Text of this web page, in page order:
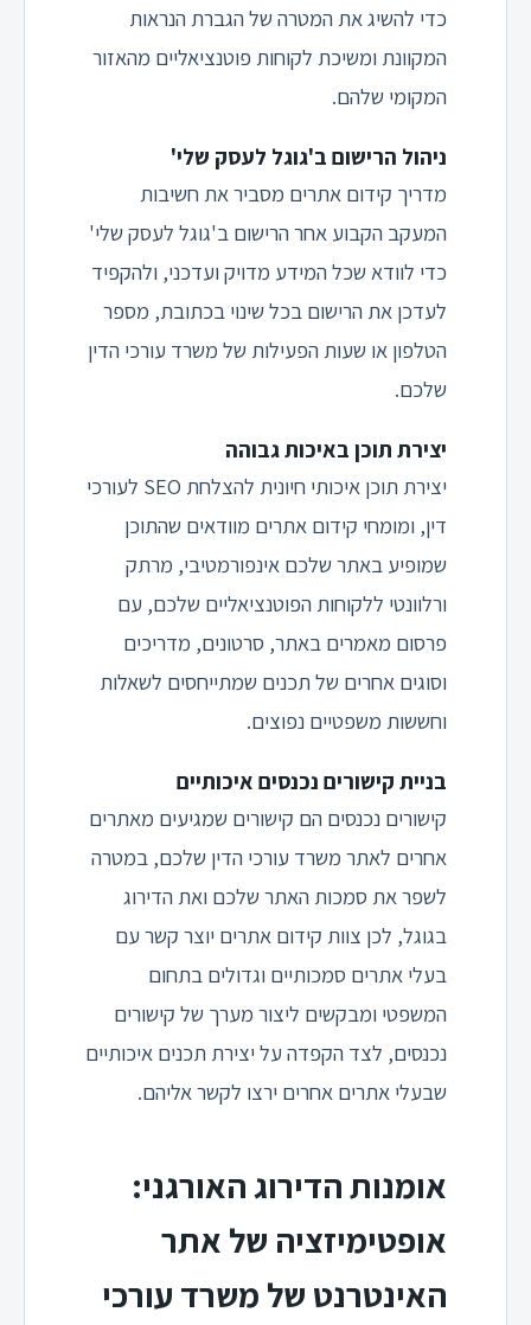
כדי להשיג את המטרה של הגברת הנראות
המקוונת ומשיכת לקוחות פוטנציאליים מהאזור
המקומי שלהם.
ניהול הרישום ב'גוגל לעסק שלי'
מדריך קידום אתרים מסביר את חשיבות
המעקב הקבוע אחר הרישום ב'גוגל לעסק שלי'
כדי לוודא שכל המידע מדויק ועדכני, ולהקפיד
לעדכן את הרישום בכל שינוי בכתובת, מספר
הטלפון או שעות הפעילות של משרד עורכי הדין
שלכם.
יצירת תוכן באיכות גבוהה
יצירת תוכן איכותי חיונית להצלחת SEO לעורכי
דין, ומומחי קידום אתרים מוודאים שהתוכן
שמופיע באתר שלכם אינפורמטיבי, מרתק
ורלוונטי ללקוחות הפוטנציאליים שלכם, עם
פרסום מאמרים באתר, סרטונים, מדריכים
וסוגים אחרים של תכנים שמתייחסים לשאלות
וחששות משפטיים נפוצים.
בניית קישורים נכנסים איכותיים
קישורים נכנסים הם קישורים שמגיעים מאתרים
אחרים לאתר משרד עורכי הדין שלכם, במטרה
לשפר את סמכות האתר שלכם ואת הדירוג
בגוגל, לכן צוות קידום אתרים יוצר קשר עם
בעלי אתרים סמכותיים וגדולים בתחום
המשפטי ומבקשים ליצור מערך של קישורים
נכנסים, לצד הקפדה על יצירת תכנים איכותיים
שבעלי אתרים אחרים ירצו לקשר אליהם.
אומנות הדירוג האורגני:
אופטימיזציה של אתר
האינטרנט של משרד עורכי